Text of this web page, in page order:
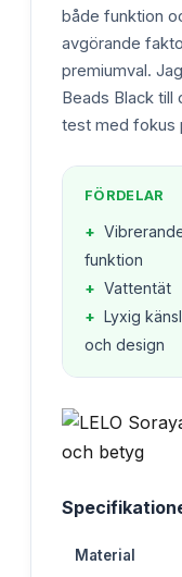
både funktion
avgörande
premiumval.
Beads Black till
test med fokus
FÖRDELAR
+
funktion
+ Vattentät
+ Lyxig
och design
Material